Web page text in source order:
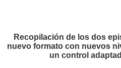
Recopilación de los dos
nuevo formato con nuevos
un control